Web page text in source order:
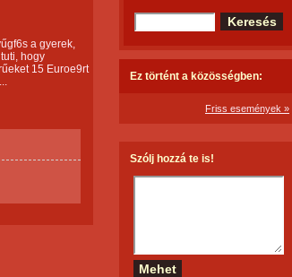
a gyerek,
hogy
15 Euroe9rt
Ez történt a közösségben:
Friss események »
Szólj hozzá te is!